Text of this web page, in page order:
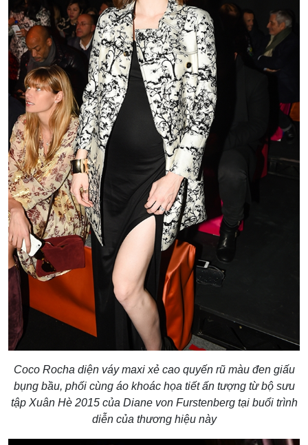
Coco Rocha diện váy maxi xẻ cao quyến rũ màu đen giấu
bụng bầu, phối cùng áo khoác họa tiết ấn tượng từ bộ sưu
tập Xuân Hè 2015 của Diane von Furstenberg tại buổi trình
diễn của thương hiệu này